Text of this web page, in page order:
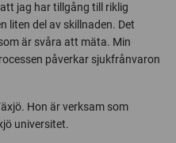
jag har tillgång till riklig
liten del av skillnaden. Det
är svåra att mäta. Min
påverkar sjukfrånvaron
Hon är verksam som
universitet.